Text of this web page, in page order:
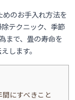
のお手入れ方法を
テクニック、季節
まで、畳の寿命を
します。
にすべきこと